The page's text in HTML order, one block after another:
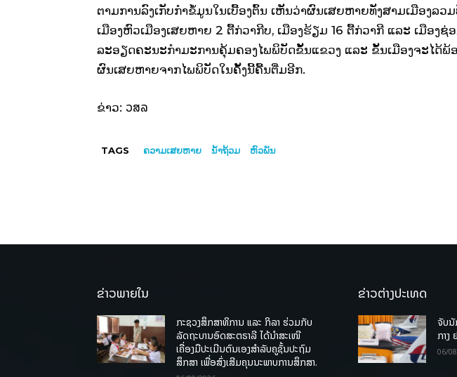
ຕາມການລົງເກັບກໍາຂໍ້ມູນໃນເບື້ອງຕົ້ນ ເຫັນວ່າຜົນເສຍຫາຍທັງສາມເມືອງລວ
ເມືອງຫົວເມືອງເສຍຫາຍ 2 ຕື້ກ່ວາກີບ, ເມືອງຮ້ຽມ 16 ຕື້ກ່ວາກີ ແລະ ເມືອງຊ່
ລະອຽດຄະນະກໍາມະການຄຸ້ມຄອງໄພພິບັດຂັ້ນແຂວງ ແລະ ຂັ້ນເມືອງຈະໄດ້ພ້
ຜົນເສຍຫາຍຈາກໄພພິບັດໃນຄັ້ງນີ້ຄື້ນຕື່ມອີກ.
ຂ່າວ: ວສລ
TAGS ຄວາມເສຍຫາຍ ນໍ້າຖ້ວມ ຫົວພັນ
ຂ່າວພາຍໃນ
ກະຊວງສຶກສາທິການ ແລະ ກິລາ ຮ່ວມກັບ
ລັດຖະບານອົດສະຕຣາລີ ໄດ້ນຳສະເໜີ
ເຄື່ອງມືປະເມີນຕົນເອງສຳລັບຄູຊັ້ນປະຖົມ
ສຶກສາ ເພື່ອສົ່ງເສີມຄຸນນະພາບການສຶກສາ.
ຂ່າວຕ່າງປະເທດ
ຈັບນັ
ກາງ
06/